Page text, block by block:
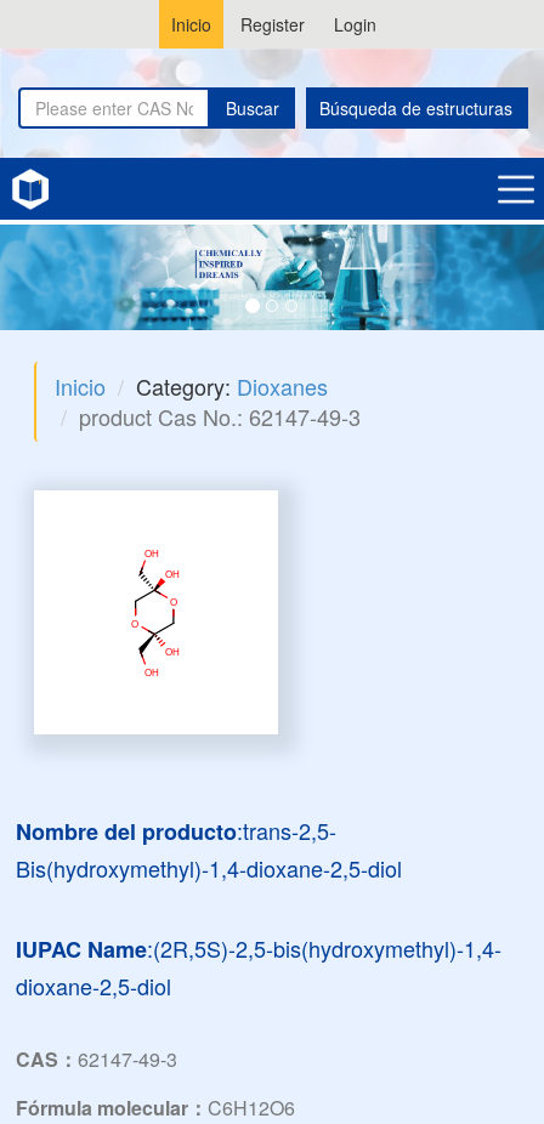
Inicio Register Login
Buscar Búsqueda de estructuras
Inicio Category: Dioxanes
product Cas No.: 62147-49-3
Nombre del producto:trans-2,5-
Bis(hydroxymethyl)-1,4-dioxane-2,5-diol
IUPAC Name:(2R,5S)-2,5-bis(hydroxymethyl)-1,4-
dioxane-2,5-diol
CAS：62147-49-3
Fórmula molecular：C6H12O6